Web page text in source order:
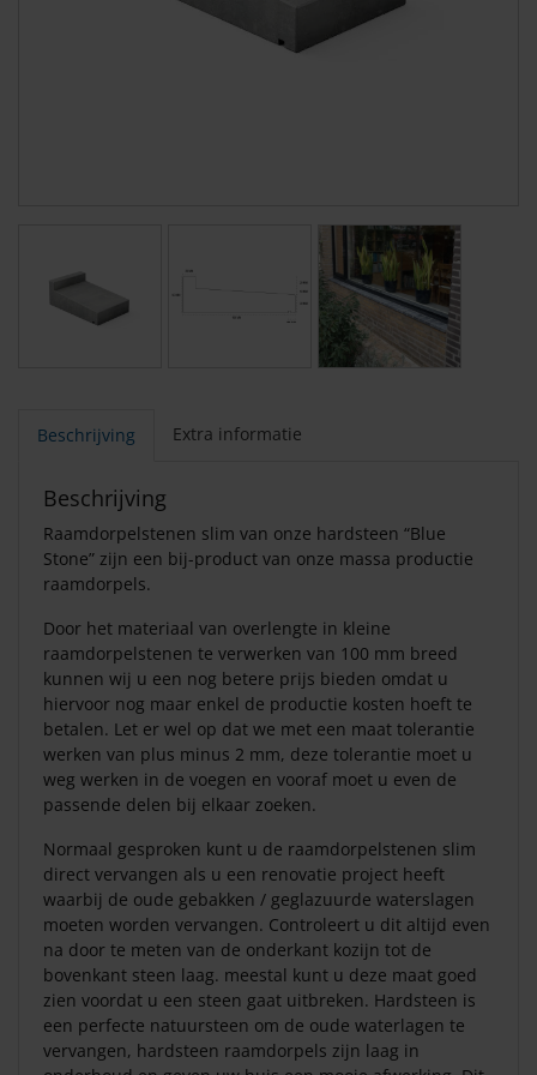
Beschrijving Extra informatie
Beschrijving
Raamdorpelstenen slim van onze hardsteen “Blue
Stone” zijn een bij-product van onze massa productie
raamdorpels.
Door het materiaal van overlengte in kleine
raamdorpelstenen te verwerken van 100 mm breed
kunnen wij u een nog betere prijs bieden omdat u
hiervoor nog maar enkel de productie kosten hoeft te
betalen. Let er wel op dat we met een maat tolerantie
werken van plus minus 2 mm, deze tolerantie moet u
weg werken in de voegen en vooraf moet u even de
passende delen bij elkaar zoeken.
Normaal gesproken kunt u de raamdorpelstenen slim
direct vervangen als u een renovatie project heeft
waarbij de oude gebakken / geglazuurde waterslagen
moeten worden vervangen. Controleert u dit altijd even
na door te meten van de onderkant kozijn tot de
bovenkant steen laag. meestal kunt u deze maat goed
zien voordat u een steen gaat uitbreken. Hardsteen is
een perfecte natuursteen om de oude waterlagen te
vervangen, hardsteen raamdorpels zijn laag in